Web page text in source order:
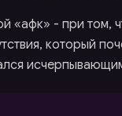
«афк» - при том,
который